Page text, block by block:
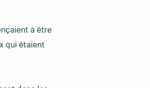
à être
qui étaient